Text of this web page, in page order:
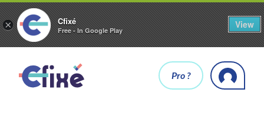
× Cfixé
Free - In Google Play
View
Pro ?